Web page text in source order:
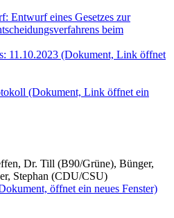
Entwurf eines Gesetzes zur
beim
11.10.2023 (Dokument, Link öffnet
(Dokument, Link öffnet ein
Dr. Till (B90/Grüne), Bünger,
Stephan (CDU/CSU)
öffnet ein neues Fenster)